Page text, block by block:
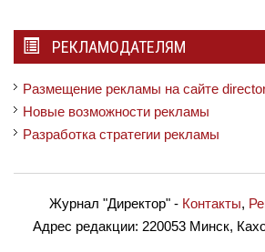
РЕКЛАМОДАТЕЛЯМ
Размещение рекламы на сайте
Новые возможности рекламы
Разработка стратегии рекламы
Журнал "Директор"- Контакты,
Адрес редакции: 220053 Минск,